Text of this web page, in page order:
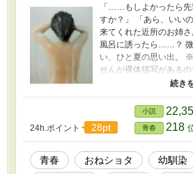
「……もしよかったら
すか？」 「あら、いい
来てくれた近所のお姉
風呂に誘ったら……？
い、ひと夏の思い出。
せんが裸体描写があるの
※小説家になろうでも同
す。 ※2022年8月の「
大賞」にエントリーし
24h.ポイント 28pt
小説
青春 218
青春 おねショタ 幼馴染